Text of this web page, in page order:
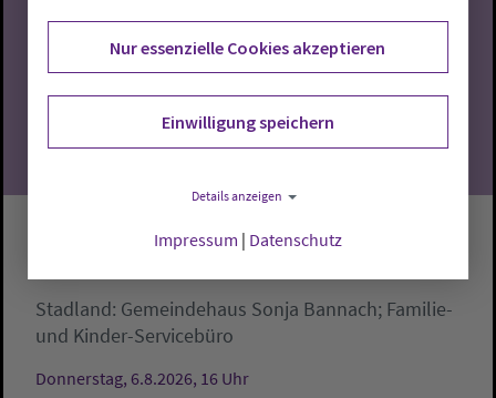
06
08.2026
Krabbelgruppe
Stadland: Gemeindehaus Sonja Bannach; Familie-
und Kinder-Servicebüro
Donnerstag, 6.8.2026, 16 Uhr
Nur essenzielle Cookies akzeptieren
Einwilligung speichern
Details anzeigen
Impressum | Datenschutz